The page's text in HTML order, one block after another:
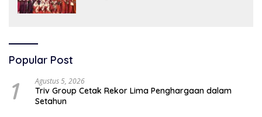
Popular Post
1 Agustus 5, 2026
Triv Group Cetak Rekor Lima Penghargaan dalam
Setahun